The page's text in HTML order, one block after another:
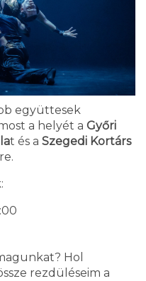
együttesek
a helyét a Győri
t és a Szegedi Kortárs
Hol
rezdüléseim a